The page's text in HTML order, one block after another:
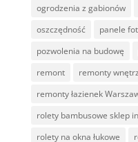
ogrodzenia z gabionów
oszczędność
panele
pozwolenia na budowę
remont
remonty
remonty łazienek
rolety bambusowe sklep
rolety na okna łukowe